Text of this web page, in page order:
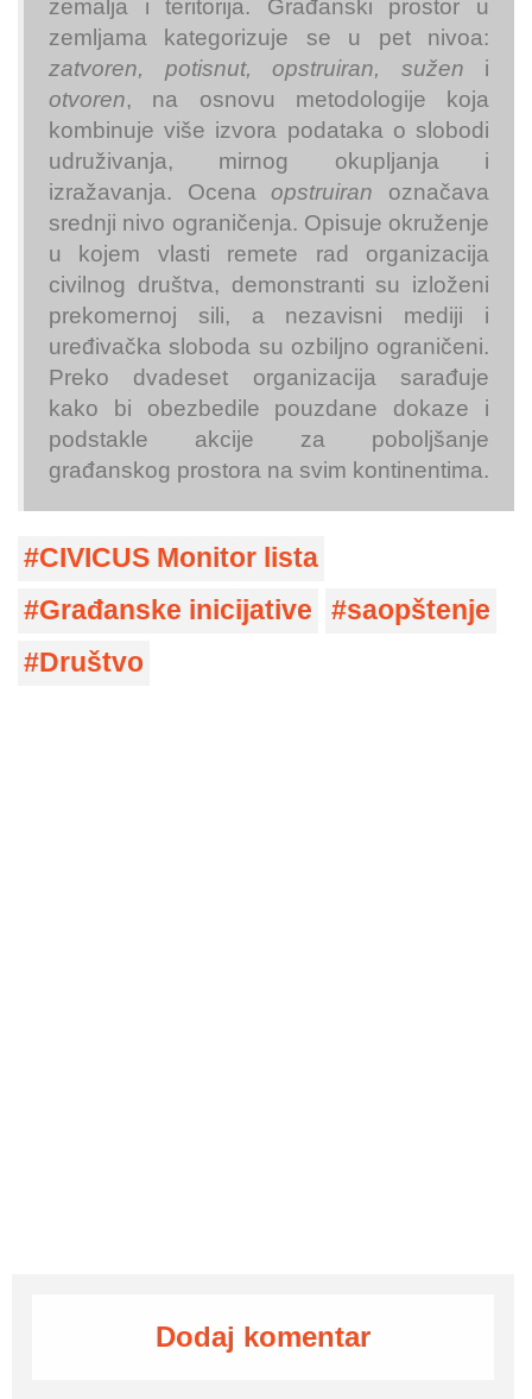
zemalja i teritorija. Građanski prostor u
zemljama kategorizuje se u pet nivoa:
zatvoren, potisnut, opstruiran, sužen i
otvoren, na osnovu metodologije koja
kombinuje više izvora podataka o slobodi
udruživanja, mirnog okupljanja i
izražavanja. Ocenaopstruiran označava
srednji nivo ograničenja. Opisuje okruženje
u kojem vlasti remete rad organizacija
civilnog društva, demonstranti su izloženi
prekomernoj sili, a nezavisni mediji i
uređivačka sloboda su ozbiljno ograničeni.
Preko dvadeset organizacija sarađuje
kako bi obezbedile pouzdane dokaze i
podstakle akcije za poboljšanje
građanskog prostora na svim kontinentima.
CIVICUS Monitor lista
Građanske inicijative
saopštenje
Društvo
Dodaj komentar